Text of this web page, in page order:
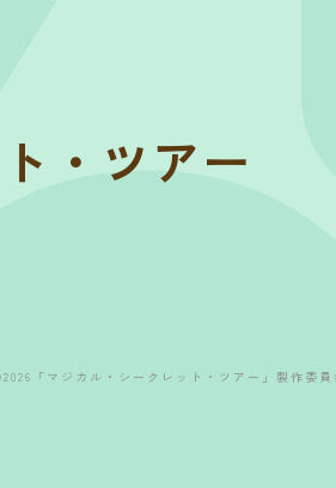
・ツアー
「マジカル・シークレット・ツアー」製作委員